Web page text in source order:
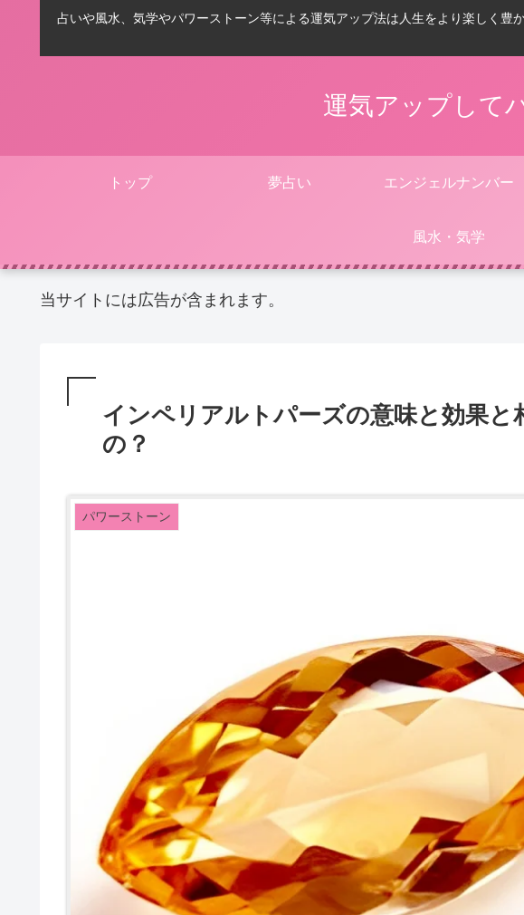
占いや風水、気学やパワーストーン等による運気アップ法は人生をより楽しく
運気アップして
トップ 夢占い エンジェルナンバー
風水・気学
当サイトには広告が含まれます。
インペリアルトパーズの意味と効果と
の？
パワーストーン